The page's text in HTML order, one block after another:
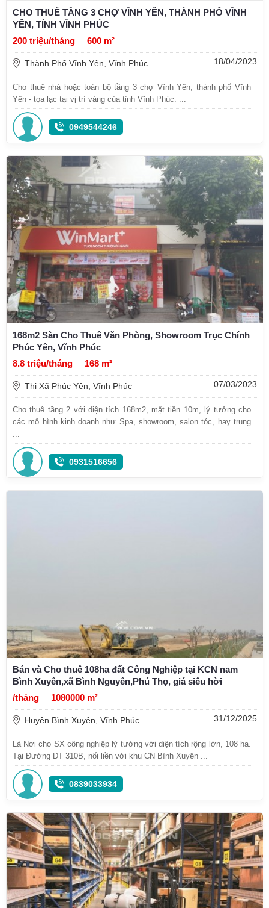
CHO THUÊ TẦNG 3 CHỢ VĨNH YÊN, THÀNH PHỐ VĨNH
YÊN, TỈNH VĨNH PHÚC
200 triệu/tháng
600 m²
Thành Phố Vĩnh Yên, Vĩnh Phúc 18/04/2023
Cho thuê nhà hoặc toàn bộ tầng 3 chợ Vĩnh Yên, thành phố Vĩnh
Yên - tọa lạc tại vị trí vàng của tỉnh Vĩnh Phúc. ...
0949544246
168m2 Sàn Cho Thuê Văn Phòng, Showroom Trục Chính
Phúc Yên, Vĩnh Phúc
8.8 triệu/tháng
168 m²
Thị Xã Phúc Yên, Vĩnh Phúc 07/03/2023
Cho thuê tầng 2 với diện tích 168m2, mặt tiền 10m, lý tưởng cho
các mô hình kinh doanh như Spa, showroom, salon tóc, hay trung
0931516656
Bán và Cho thuê 108ha đất Công Nghiệp tại KCN nam
Bình Xuyên,xã Bình Nguyên,Phú Thọ, giá siêu hời
/tháng
1080000 m²
Huyện Bình Xuyên, Vĩnh Phúc 31/12/2025
Là Nơi cho SX công nghiệp lý tưởng với diện tích rộng lớn, 108 ha.
Tại Đường DT 310B, nối liền với khu CN Bình Xuyên ...
0839033934